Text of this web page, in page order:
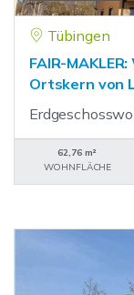
Tübingen
FAIR-
Ortskern von
62,76 m²
WOHNFLÄCHE